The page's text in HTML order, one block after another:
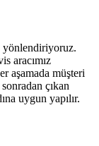
yönlendiriyoruz.
aracımız
aşamada müşteri
çıkan
uygun yapılır.